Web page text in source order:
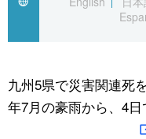
国際
文化
アーカイブ
Japan Data
動画/Live
スポーツ・東京2020
九州5県で災害関連死
年7月の豪雨から、4